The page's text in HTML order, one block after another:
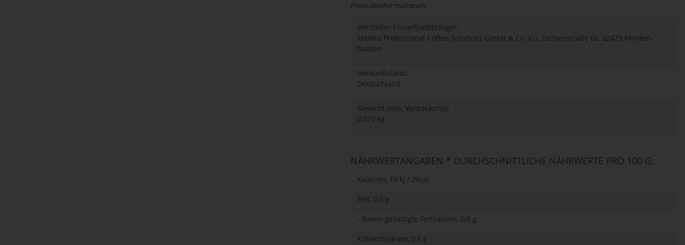
Produktinformationen
Hersteller / Invertriebbringer:
Melitta Professional Coffee Solutions GmbH & Co. KG, Zechenstraße 60, 32429 Minden-
Dützen
Herkunftsland:
Deutschland
Gewicht (inkl. Verpackung):
0,079 kg
NÄHRWERTANGABEN * DURCHSCHNITTLICHE NÄHRWERTE PRO 100 G:
Kalorien, 10 kJ / 2kcal
Fett, 0,0 g
- davon gesättigte Fettsäuren, 0,0 g
Kohlenhydrate, 0,6 g